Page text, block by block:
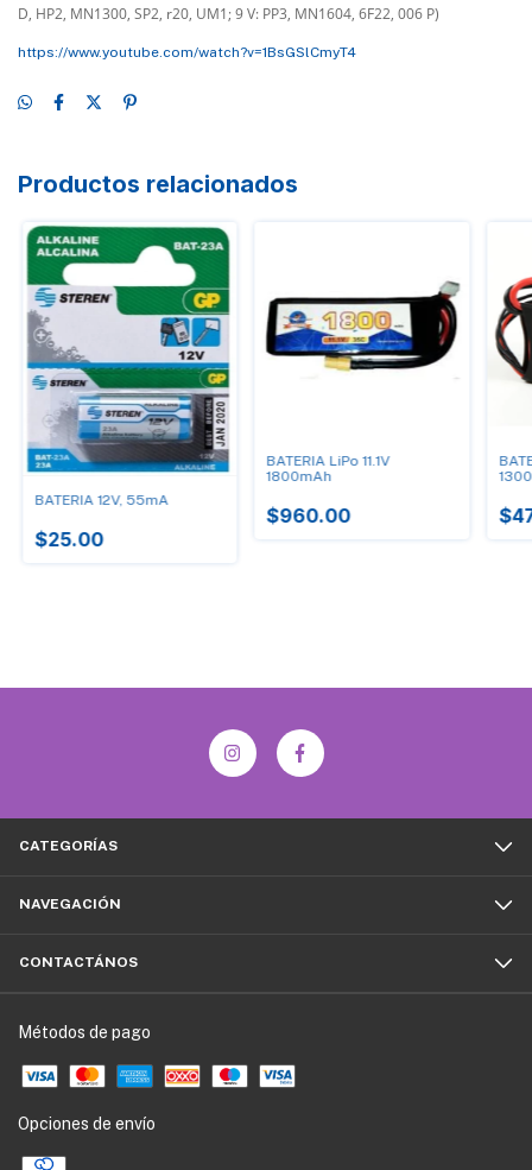
D, HP2, MN1300, SP2, r20, UM1; 9 V: PP3, MN1604, 6F22, 006 P)
https://www.youtube.com/watch?v=1BsGSlCmyT4
Productos relacionados
BATERIA 12V, 55mA
$25.00
BATERIA LiPo 11.1V
1800mAh
$960.00
CATEGORÍAS
NAVEGACIÓN
CONTACTÁNOS
Métodos de pago
Opciones de envío